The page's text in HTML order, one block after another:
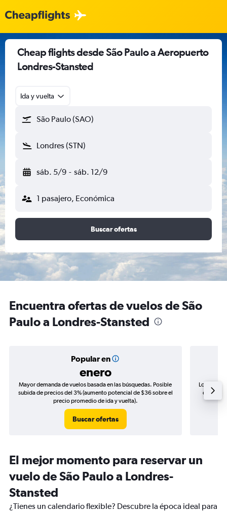
Cheap flights desde São Paulo a Aeropuerto
Londres-Stansted
Ida y vuelta
São Paulo (SAO)
Londres (STN)
sáb. 5/9 - sáb. 12/9
1 pasajero, Económica
Buscar ofertas
Encuentra ofertas de vuelos de São
Paulo a Londres-Stansted
Popular en
enero
Mayor demanda de vuelos basada en las búsquedas. Posible
subida de precios del 3% (aumento potencial de $36 sobre el
precio promedio de ida y vuelta).
Buscar ofertas
Los
de
El mejor momento para reservar un
vuelo de São Paulo a Londres-
Stansted
¿Tienes un calendario flexible? Descubre la época ideal para